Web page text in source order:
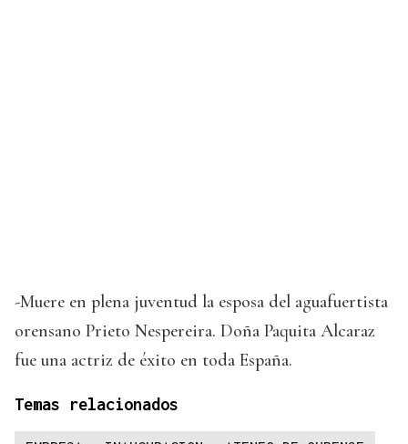
-Muere en plena juventud la esposa del aguafuertista
orensano Prieto Nespereira. Doña Paquita Alcaraz
fue una actriz de éxito en toda España.
Temas relacionados